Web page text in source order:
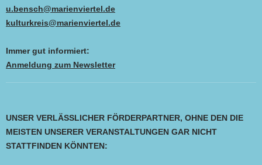
u.bensch@marienviertel.de
kulturkreis@marienviertel.de
Immer gut informiert:
Anmeldung zum Newsletter
UNSER VERLÄSSLICHER FÖRDERPARTNER, OHNE DEN DIE
MEISTEN UNSERER VERANSTALTUNGEN GAR NICHT
STATTFINDEN KÖNNTEN: